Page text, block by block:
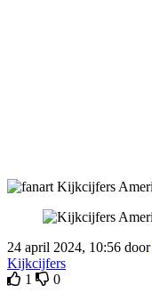
24 april 2024, 10:56 door
Kijkcijfers
1
0